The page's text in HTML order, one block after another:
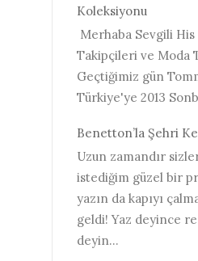
Koleksiyonu
Merhaba Sevgili
Takipçileri ve Moda
Geçtiğimiz gün
Türkiye'ye 2013
Benetton’la Şehri
Uzun zamandır
istediğim güzel bir
yazın da kapıyı
geldi! Yaz deyince
deyin...